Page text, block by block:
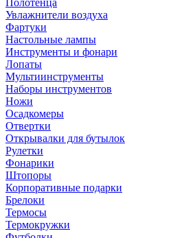
Полотенца
Увлажнители воздуха
Фартуки
Настольные лампы
Инструменты и фонари
Лопаты
Мультиинструменты
Наборы инструментов
Ножи
Осадкомеры
Отвертки
Открывалки для бутылок
Рулетки
Фонарики
Штопоры
Корпоративные подарки
Брелоки
Термосы
Термокружки